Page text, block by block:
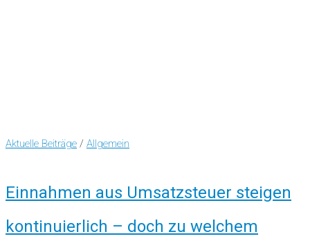
Aktuelle Beiträge / Allgemein
Einnahmen aus Umsatzsteuer steigen
kontinuierlich – doch zu welchem